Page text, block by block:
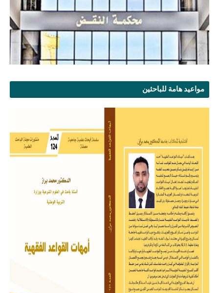
مواعيد هامة للباحثين